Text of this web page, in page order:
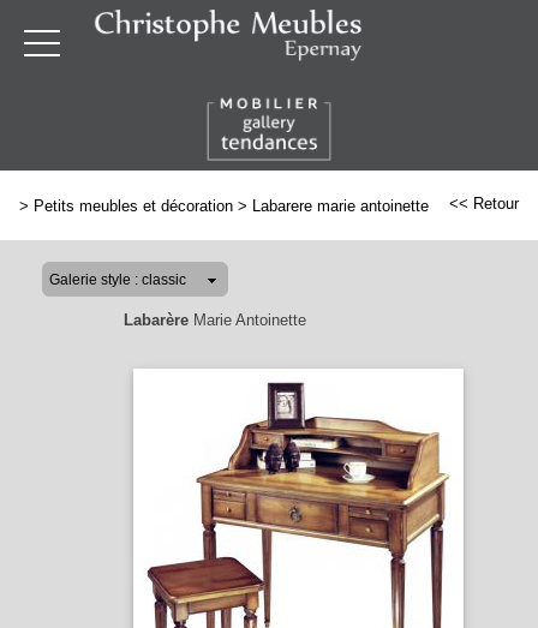
> Petits meubles et décoration > Labarere marie antoinette << Retour
LabarèreMarie Antoinette